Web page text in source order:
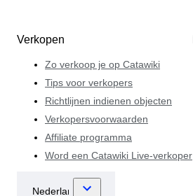
Verkopen
Zo verkoop je op Catawiki
Tips voor verkopers
Richtlijnen indienen objecten
Verkopersvoorwaarden
Affiliate programma
Word een Catawiki Live-verkoper